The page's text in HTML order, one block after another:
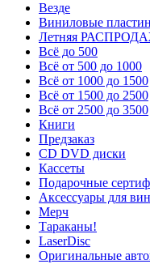
Везде
Виниловые
Летняя
Всё до 500
Всё от 500 до 1000
Всё от 1000 до 1500
Всё от 1500 до 2500
Всё от 2500 до 3500
Книги
Предзаказ
CD DVD диски
Кассеты
Подарочные
Аксессуары для
Мерч
Тараканы!
LaserDisc
Оригинальные